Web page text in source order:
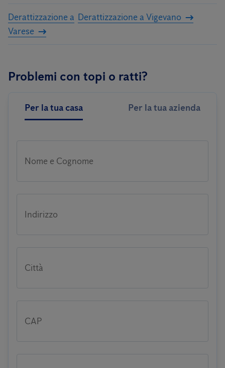
Derattizzazione a
Varese
Derattizzazione a Vigevano
Problemi con topi o ratti?
Per la tua casa Per la tua azienda
Nome e Cognome
Indirizzo
Città
CAP